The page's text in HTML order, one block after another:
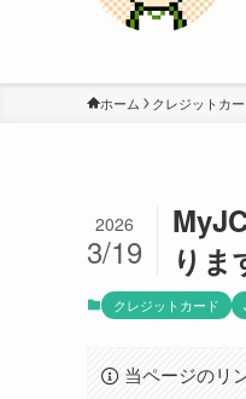
ホーム クレジットカ
りま
2026
3/19
クレジットカード
当ページのリ